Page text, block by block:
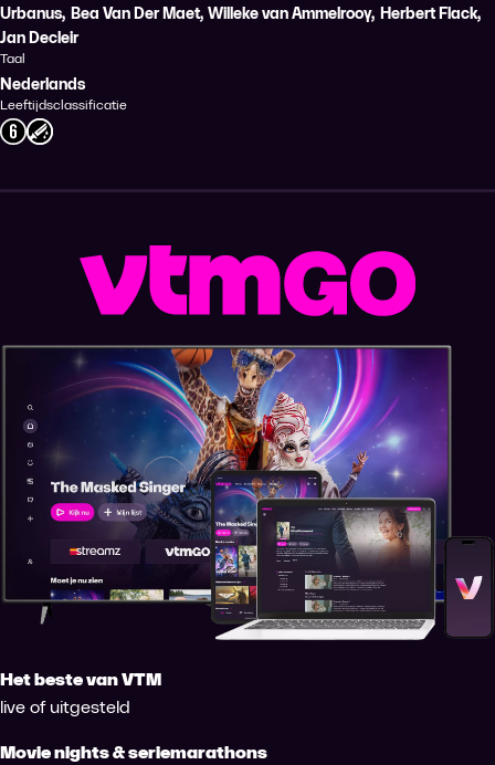
Urbanus, Bea Van Der Maet, Willeke van Ammelrooy, Herbert Flack,
Jan Decleir
Taal
Nederlands
Leeftijdsclassificatie
Het beste van VTM
live of uitgesteld
Movie nights & seriemarathons